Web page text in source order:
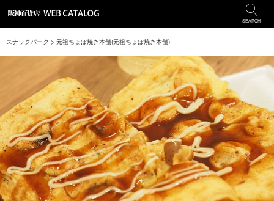
SEARCH
スナックパーク > 元祖ちょぼ焼き本舗(元祖ちょぼ焼き本舗)